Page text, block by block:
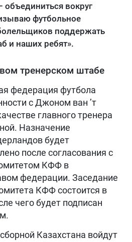
вокруг
футбольное
поддержать
и наших ребят».
тренерском штабе
федерация футбола
с Джоном ван ’т
главного тренера
Назначение
будет
после согласования с
КФФ в
федерации. Заседание
КФФ состоится в
чего будет подписан
Казахстана войдут